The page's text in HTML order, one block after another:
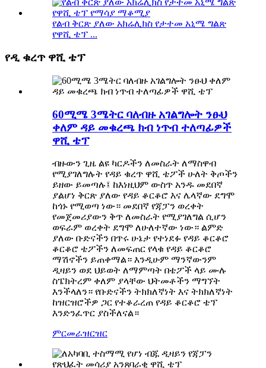
የልብ ቅርጽ ያለው አክሬሊክስ የታተመ አኒሜ ግልጽ
የዋሺ ቴፕ ...
የዲ ቁረጥ ዋሺ ቴፕ
60ሚሜ 3ሜትር ባለብዙ አገልግሎት ንፁህ
ቀለም ዳይ መቁረጫ ክብ ነጥብ ተለጣፊዎች
ዋሺ ቴፕ
ብዙውን ጊዜ ልዩ ካርዶችን ለመስራት ለማስዋብ
የሚያገለግሉት የዳይ ቁረጥ ዋሺ ቴፖች ሁለት ቅጦችን
ይዘው ይመጣሉ፤ ከእነዚህም ውስጥ አንዱ መደበኛ
ያልሆነ ቅርጽ ያለው የዳይ ቆርቆሮ እና ሌላኛው ደግሞ
ከጎኑ የሚወጣ ነው። መደበኛ የጃፓን ወረቀት
የመጀመሪያውን ቅጥ ለመስራት የሚያገለግል ሲሆን
ወፍራም ወረቀት ደግሞ ለሁለተኛው ነው። ልምድ
ያለው ቡድናችን በጥሩ ሁኔታ የተነደፉ የዳይ ቆርቆሮ
ቆርቆሮ ቴፖችን ለመፍጠር የላቁ የዳይ ቆርቆሮ
ማሽኖችን ይጠቀማል። እንዲሁም ማንኛውንም
ዲዛይን ወደ ህይወት ለማምጣት በቴፖች ላይ ሙሉ
ስፔክትረም ቀለም ያላቸው ህትመቶችን ማግኘት
እንችላለን። የቡድናችን ትክክለኛነት እና ትክክለኛነት
ከዝርዝሮችዎ ጋር የተቆራረጠ የዳይ ቆርቆሮ ቴፕ
እንድንፈጥር ያስችለናል።
ምርመራዝርዝር